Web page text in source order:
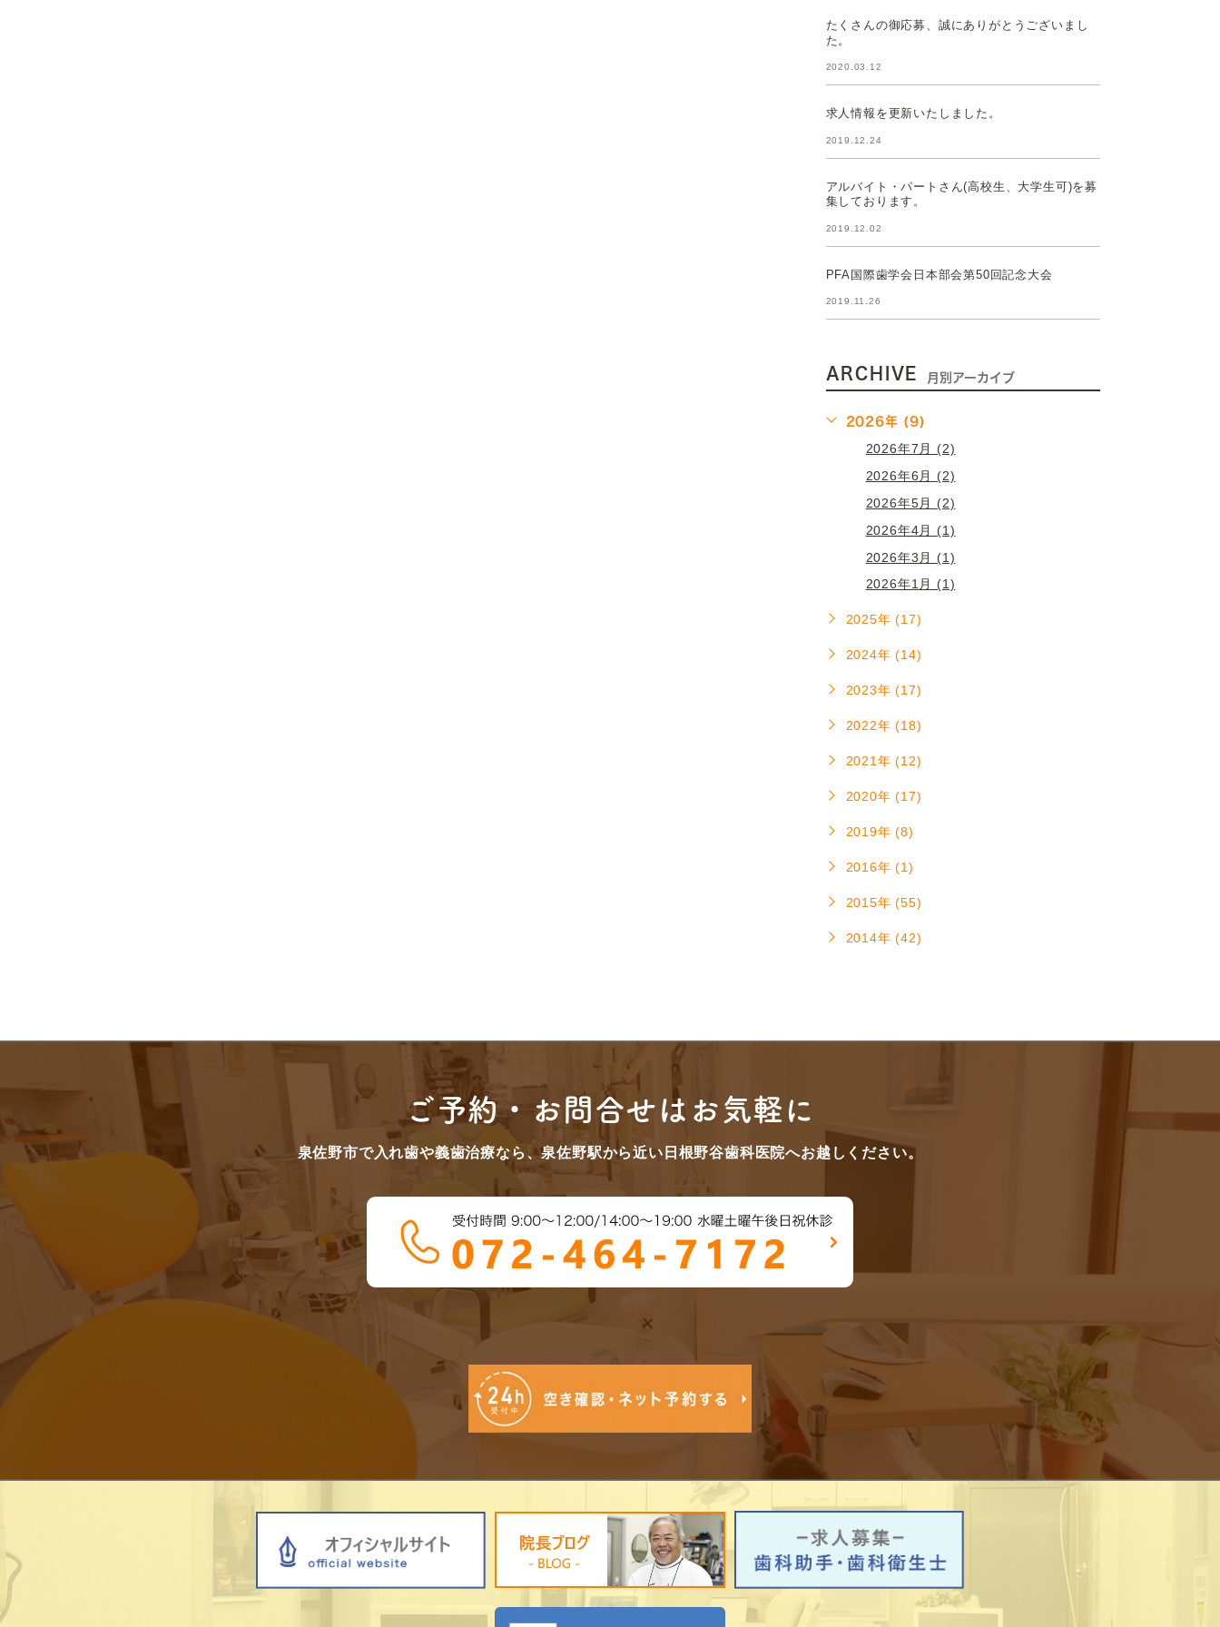
たくさんの御応募、誠にありがとうございまし
た。
2020.03.12
求人情報を更新いたしました。
2019.12.24
アルバイト・パートさん(高校生、大学生可)を募
集しております。
2019.12.02
PFA国際歯学会日本部会第50回記念大会
2019.11.26
ARCHIVE 月別アーカイブ
2026年 (9)
2026年7月 (2)
2026年6月 (2)
2026年5月 (2)
2026年4月 (1)
2026年3月 (1)
2026年1月 (1)
2025年 (17)
2024年 (14)
2023年 (17)
2022年 (18)
2021年 (12)
2020年 (17)
2019年 (8)
2016年 (1)
2015年 (55)
2014年 (42)
ご予約・お問合せはお気軽に
泉佐野市で入れ歯や義歯治療なら、泉佐野駅から近い日根野谷歯科医院へお越しください。